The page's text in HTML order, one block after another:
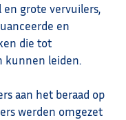
grote vervuilers,
en
die tot
kunnen leiden.
aan het beraad op
werden omgezet